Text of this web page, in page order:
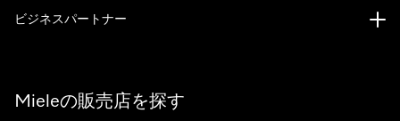
Mieleの販売店を探す
ビジネスパートナー